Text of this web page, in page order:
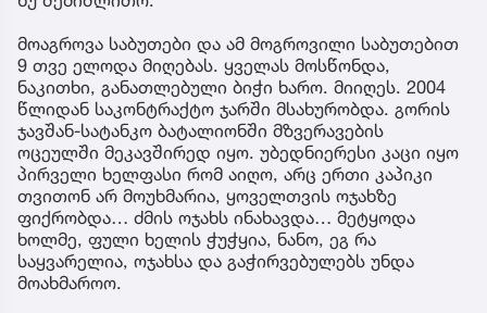
მოაგროვა საბუთები და ამ მოგროვილი საბუთებით
9 თვე ელოდა მიღებას. ყველას მოსწონდა,
ნაკითხი, განათლებული ბიჭი ხარო. მიიღეს. 2004
წლიდან საკონტრაქტო ჯარში მსახურობდა. გორის
ჯავშან-სატანკო ბატალიონში მზვერავების
ოცეულში მეკავშირედ იყო. უბედნიერესი კაცი იყო
პირველი ხელფასი რომ აიღო, არც ერთი კაპიკი
თვითონ არ მოუხმარია, ყოველთვის ოჯახზე
ფიქრობდა… ძმის ოჯახს ინახავდა… მეტყოდა
ხოლმე, ფული ხელის ჭუჭყია, ნანო, ეგ რა
საყვარელია, ოჯახსა და გაჭირვებულებს უნდა
მოახმაროო.